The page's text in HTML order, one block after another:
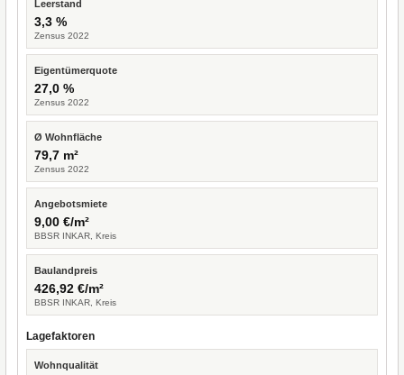
Leerstand
3,3 %
Zensus 2022
Eigentümerquote
27,0 %
Zensus 2022
Ø Wohnfläche
79,7 m²
Zensus 2022
Angebotsmiete
9,00 €/m²
BBSR INKAR, Kreis
Baulandpreis
426,92 €/m²
BBSR INKAR, Kreis
Lagefaktoren
Wohnqualität